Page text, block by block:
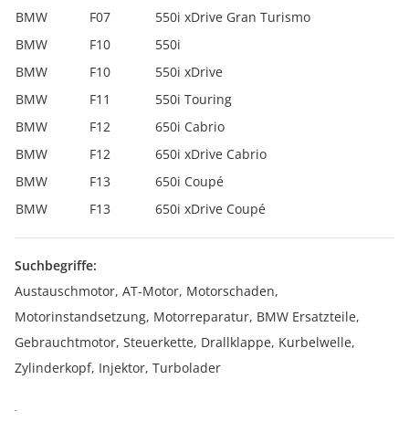
BMW
F07
550i xDrive Gran Turismo
BMW
F10
550i
BMW
F10
550i xDrive
BMW
F11
550i Touring
BMW
F12
650i Cabrio
BMW
F12
650i xDrive Cabrio
BMW
F13
650i Coupé
BMW
F13 650i xDrive Coupé
Suchbegriffe:
Austauschmotor, AT-Motor, Motorschaden,
Motorinstandsetzung, Motorreparatur, BMW Ersatzteile,
Gebrauchtmotor, Steuerkette, Drallklappe, Kurbelwelle,
Zylinderkopf, Injektor, Turbolader
-